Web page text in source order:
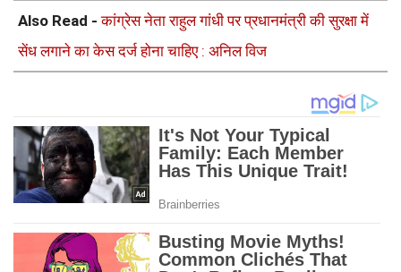
Also Read -कांग्रेस नेता राहुल गांधी पर प्रधानमंत्री की सुरक्षा में
सेंध लगाने का केस दर्ज होना चाहिए : अनिल विज